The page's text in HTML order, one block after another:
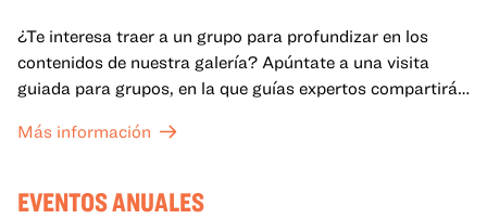
¿Te interesa traer a un grupo para profundizar en los
contenidos de nuestra galería? Apúntate a una visita
guiada para grupos, en la que guías expertos compartirán
mejor lo que se expone en las galerías del OMCA.
Más información
EVENTOS ANUALES